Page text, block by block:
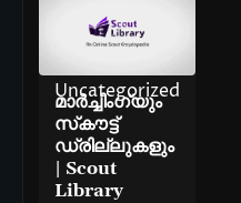
Uncategorized
മാർച്ചിംഗ്‌യും
സ്‌കൗട്ട്
ഡ്രില്ലുകളും
| Scout
Library